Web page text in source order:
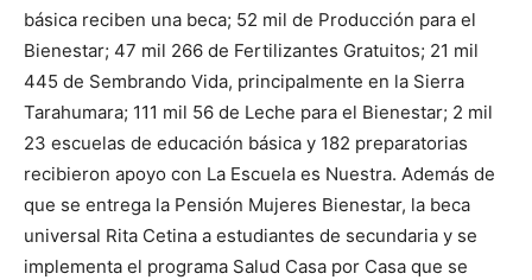
básica reciben una beca; 52 mil de Producción para el
Bienestar; 47 mil 266 de Fertilizantes Gratuitos; 21 mil
445 de Sembrando Vida, principalmente en la Sierra
Tarahumara; 111 mil 56 de Leche para el Bienestar; 2 mil
23 escuelas de educación básica y 182 preparatorias
recibieron apoyo con La Escuela es Nuestra. Además de
que se entrega la Pensión Mujeres Bienestar, la beca
universal Rita Cetina a estudiantes de secundaria y se
implementa el programa Salud Casa por Casa que se